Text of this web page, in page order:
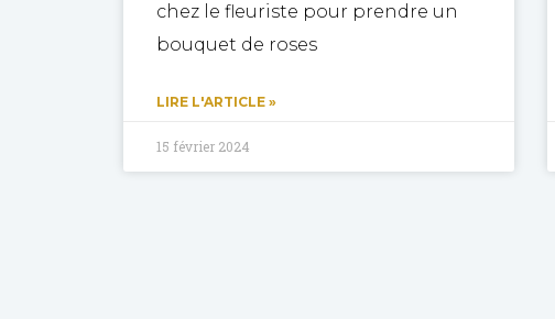
chez le fleuriste pour prendre un
bouquet de roses
LIRE L'ARTICLE »
15 février 2024